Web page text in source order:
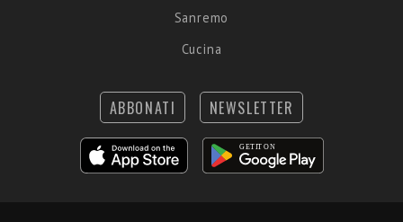
Sanremo
Cucina
ABBONATI NEWSLETTER